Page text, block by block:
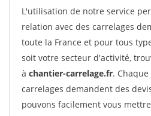
L'utilisation de notre service
relation avec des carrelages
toute la France et pour tous
soit votre secteur d'activité,
à chantier-carrelage.fr.
carrelages demandent des
pouvons facilement vous